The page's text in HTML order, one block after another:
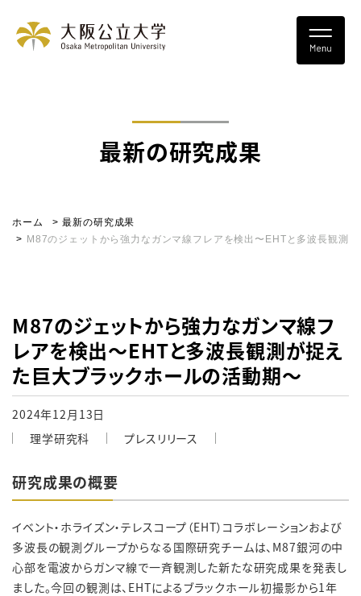
最新の研究成果
ホーム
最新の研究成果
M87のジェットから強力なガンマ線フレアを検出〜EHTと多波長観測
M87のジェットから強力なガンマ線フ
レアを検出〜EHTと多波長観測が捉え
た巨大ブラックホールの活動期〜
2024年12月13日
理学研究科
プレスリリース
研究成果の概要
イベント・ホライズン・テレスコープ（EHT）コラボレーションおよび
多波長の観測グループからなる国際研究チームは、M87銀河の中
心部を電波からガンマ線で一斉観測した新たな研究成果を発表し
ました。今回の観測は、 EHTによるブラックホール初撮影から1年